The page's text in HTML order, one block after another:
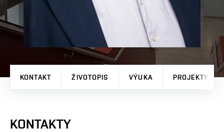
KONTAKT ŽIVOTOPIS VÝUKA PROJEKTY
KONTAKTY